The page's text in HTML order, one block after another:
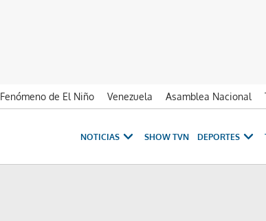
Fenómeno de El Niño Venezuela Asamblea Nacional
NOTICIAS SHOW TVN DEPORTES